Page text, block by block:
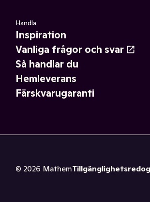
Handla
Inspiration
Vanliga frågor och svar
Så handlar du
Hemleverans
Färskvarugaranti
© 2026 Mathem